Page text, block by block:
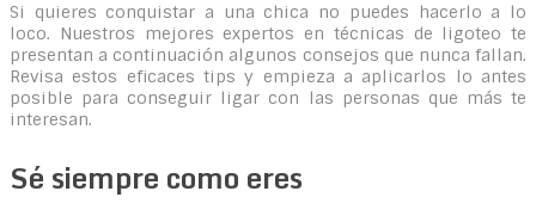
Si quieres conquistar a una chica no puedes hacerlo a lo
loco. Nuestros mejores expertos en técnicas de ligoteo te
presentan a continuación algunos consejos que nunca fallan.
Revisa estos eficaces tips y empieza a aplicarlos lo antes
posible para conseguir ligar con las personas que más te
interesan.
Sé siempre como eres